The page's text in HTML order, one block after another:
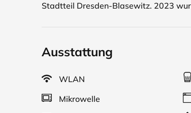
Stadtteil Dresden-Blasewitz. 2023
Ausstattung
WLAN
Mikrowelle